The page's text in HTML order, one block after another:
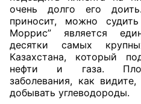
очень долго его
приносит, можно
Моррис” является
десятки самых
Казахстана, который
нефти и газа.
заболевания, как
добывать углеводороды.